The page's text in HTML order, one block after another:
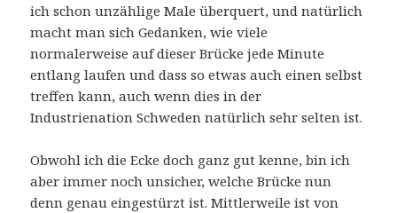
ich schon unzählige Male überquert, und natürlich
macht man sich Gedanken, wie viele
normalerweise auf dieser Brücke jede Minute
entlang laufen und dass so etwas auch einen selbst
treffen kann, auch wenn dies in der
Industrienation Schweden natürlich sehr selten ist.
Obwohl ich die Ecke doch ganz gut kenne, bin ich
aber immer noch unsicher, welche Brücke nun
denn genau eingestürzt ist. Mittlerweile ist von